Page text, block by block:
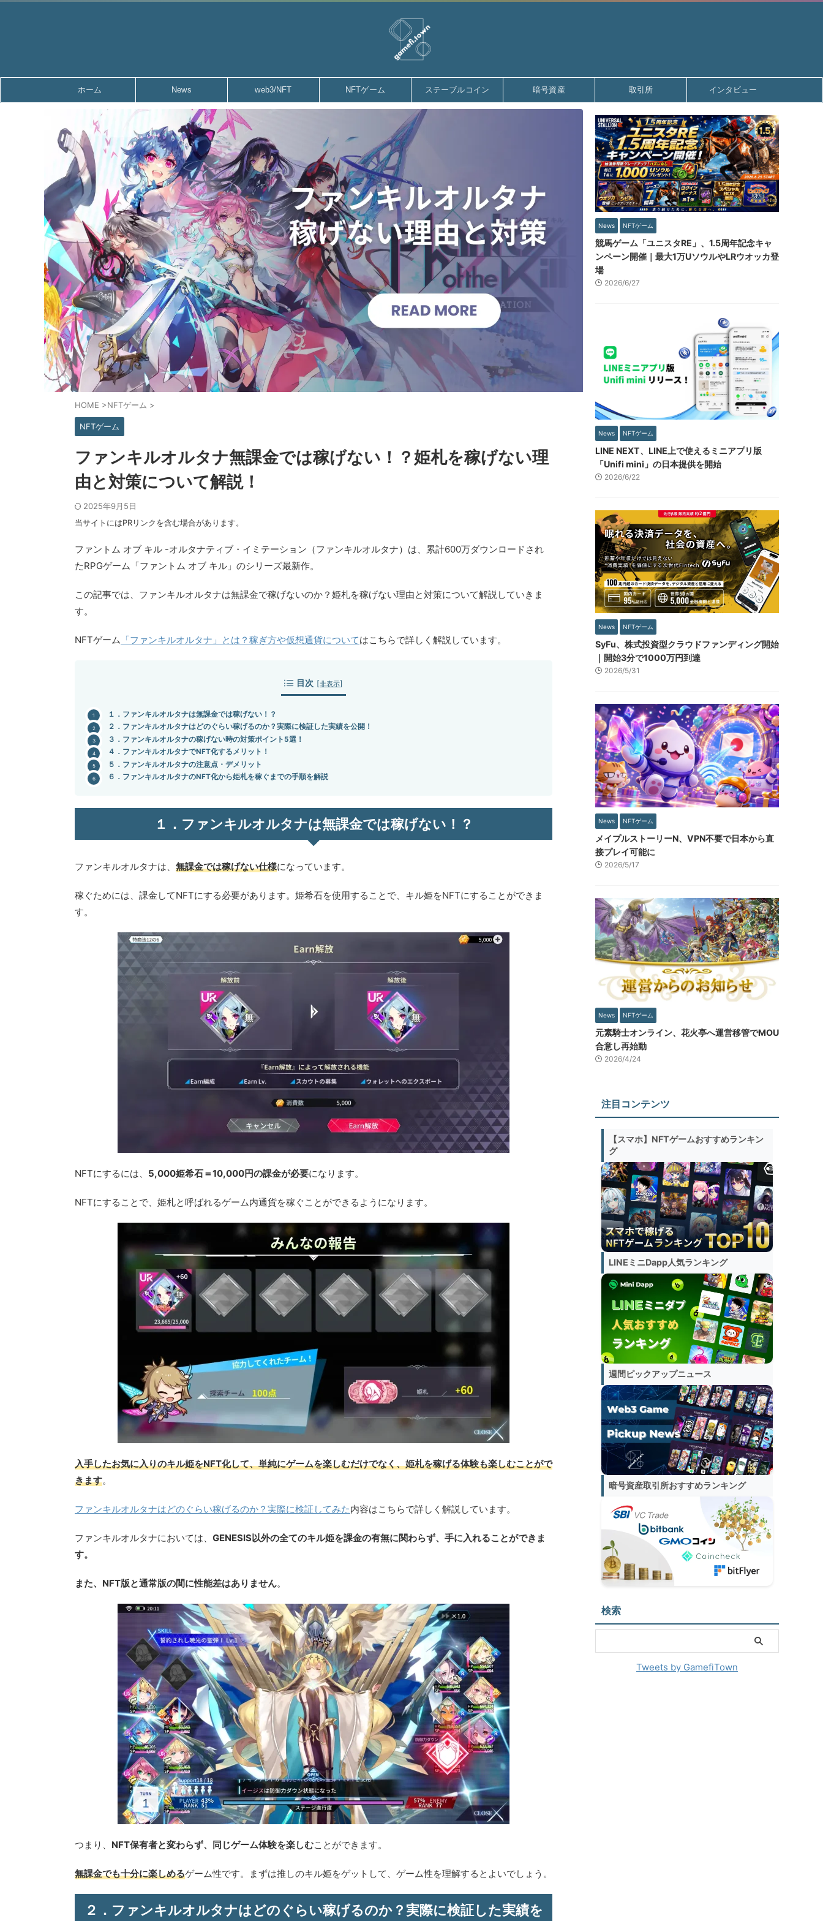
ホーム News web3/NFT NFTゲーム ステーブルコイン 暗号資産 取引所 インタビュー
HOME >NFTゲーム >
NFTゲーム
ファンキルオルタナ無課金では稼げない！？姫札を稼げない理
由と対策について解説！
2025年9月5日
当サイトにはPRリンクを含む場合があります。
ファントム オブ キル -オルタナティブ・イミテーション（ファンキルオルタナ）は、累計600万ダウンロードされ
たRPGゲーム「ファントム オブ キル」のシリーズ最新作。
この記事では、ファンキルオルタナは無課金で稼げないのか？姫札を稼げない理由と対策について解説していきま
す。
NFTゲーム 「ファンキルオルタナ」とは？稼ぎ方や仮想通貨についてはこちらで詳しく解説しています。
目次 [非表示]
１．ファンキルオルタナは無課金では稼げない！？
２．ファンキルオルタナはどのぐらい稼げるのか？実際に検証した実績を公開！
３．ファンキルオルタナの稼げない時の対策ポイント5選！
４．ファンキルオルタナでNFT化するメリット！
５．ファンキルオルタナの注意点・デメリット
６．ファンキルオルタナのNFT化から姫札を稼ぐまでの手順を解説
１．ファンキルオルタナは無課金では稼げない！？
ファンキルオルタナは、 無課金では稼げない仕様になっています。
稼ぐためには、課金してNFTにする必要があります。姫希石を使用することで、キル姫をNFTにすることができま
す。
NFTにするには、 5,000姫希石＝10,000円の課金が必要になります。
NFTにすることで、姫札と呼ばれるゲーム内通貨を稼ぐことができるようになります。
入手したお気に入りのキル姫をNFT化して、単純にゲームを楽しむだけでなく、姫札を稼げる体験も楽しむことがで
きます。
ファンキルオルタナはどのぐらい稼げるのか？実際に検証してみた内容はこちらで詳しく解説しています。
ファンキルオルタナにおいては、 GENESIS以外の全てのキル姫を課金の有無に関わらず、手に入れることができま
す。
また、NFT版と通常版の間に性能差はありません。
つまり、 NFT保有者と変わらず、同じゲーム体験を楽しむことができます。
無課金でも十分に楽しめるゲーム性です。まずは推しのキル姫をゲットして、ゲーム性を理解するとよいでしょう。
２．ファンキルオルタナはどのぐらい稼げるのか？実際に検証した実績を
News NFTゲーム
競馬ゲーム「ユニスタRE」、1.5周年記念キャ
ンペーン開催｜最大1万UソウルやLRウオッカ登
場
2026/6/27
News NFTゲーム
LINE NEXT、LINE上で使えるミニアプリ版
「Unifi mini」の日本提供を開始
2026/6/22
News NFTゲーム
SyFu、株式投資型クラウドファンディング開始
｜開始3分で1000万円到達
2026/5/31
News NFTゲーム
メイプルストーリーN、VPN不要で日本から直
接プレイ可能に
2026/5/17
News NFTゲーム
元素騎士オンライン、花火亭へ運営移管でMOU
合意し再始動
2026/4/24
注目コンテンツ
【スマホ】NFTゲームおすすめランキン
グ
LINEミニDapp人気ランキング
週間ピックアップニュース
暗号資産取引所おすすめランキング
検索
Tweets by GamefiTown